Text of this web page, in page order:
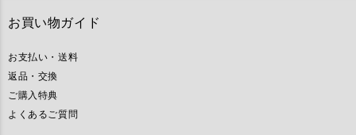
お買い物ガイド
お支払い・送料
返品・交換
ご購入特典
よくあるご質問